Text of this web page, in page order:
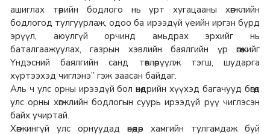
ашиглах төрийн бодлого нь урт хугацааны хөгжлийн
бодлогод тулгуурлаж, одоо ба ирээдүй үеийн иргэн бүрд
эрүүл, аюулгүй орчинд амьдрах эрхийг нь
баталгаажуулах, газрын хэвлийн баялгийн үр өгөөжийг
Үндэсний баялгийн санд төвлөрүүлж тэгш, шударга
хүртээхэд чиглэнэ” гэж заасан байдаг.
Аль ч улс орны ирээдүй бол өнөөдрийн хүүхэд багачууд бөгөөд
улс орны хөгжлийн бодлогын суурь ирээдүй рүү чиглэсэн
байх учиртай.
Хөгжингүй улс орнуудад өнөөдөр хамгийн тулгамдаж буй